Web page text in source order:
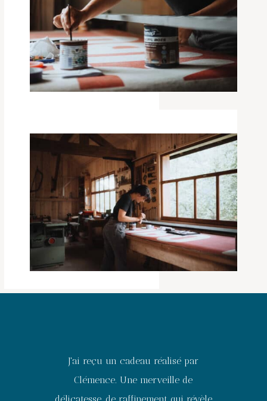
J'ai reçu un cadeau réalisé par
Clémence. Une merveille de